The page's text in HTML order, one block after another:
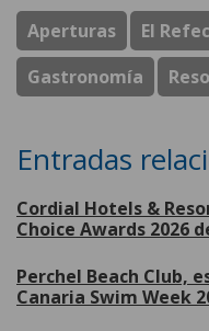
Aperturas
El
Gastronomía
Entradas
Cordial Hotels &
Choice Awards 2026
Perchel Beach Club,
Canaria Swim Week